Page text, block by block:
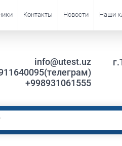
Контакты Новости Наши
info@utest.uz
+998931061555